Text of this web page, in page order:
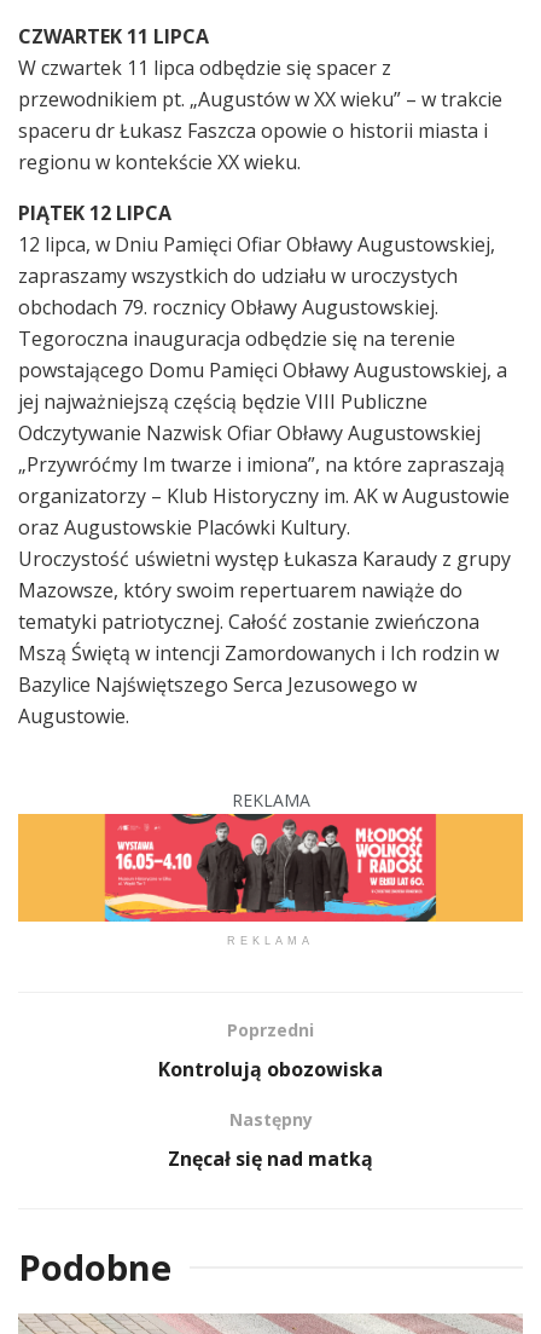
CZWARTEK 11 LIPCA
W czwartek 11 lipca odbędzie się spacer z
przewodnikiem pt. „Augustów w XX wieku” – w trakcie
spaceru dr Łukasz Faszcza opowie o historii miasta i
regionu w kontekście XX wieku.
PIĄTEK 12 LIPCA
12 lipca, w Dniu Pamięci Ofiar Obławy Augustowskiej,
zapraszamy wszystkich do udziału w uroczystych
obchodach 79. rocznicy Obławy Augustowskiej.
Tegoroczna inauguracja odbędzie się na terenie
powstającego Domu Pamięci Obławy Augustowskiej, a
jej najważniejszą częścią będzie VIII Publiczne
Odczytywanie Nazwisk Ofiar Obławy Augustowskiej
„Przywróćmy Im twarze i imiona”, na które zapraszają
organizatorzy – Klub Historyczny im. AK w Augustowie
oraz Augustowskie Placówki Kultury.
Uroczystość uświetni występ Łukasza Karaudy z grupy
Mazowsze, który swoim repertuarem nawiąże do
tematyki patriotycznej. Całość zostanie zwieńczona
Mszą Świętą w intencji Zamordowanych i Ich rodzin w
Bazylice Najświętszego Serca Jezusowego w
Augustowie.
REKLAMA
REKLAMA
Poprzedni
Kontrolują obozowiska
Następny
Znęcał się nad matką
Podobne